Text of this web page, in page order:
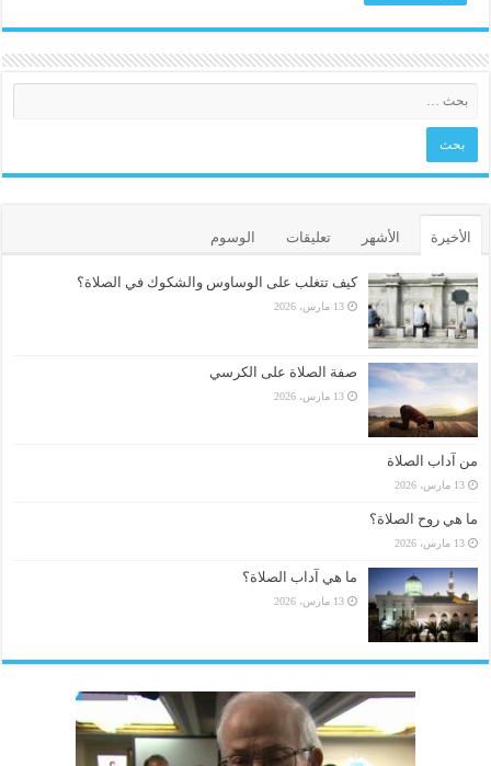
الأخيرة الأشهر تعليقات الوسوم
كيف تتغلب على الوساوس والشكوك في الصلاة؟
13 مارس، 2026
صفة الصلاة على الكرسي
13 مارس، 2026
من آداب الصلاة
13 مارس، 2026
ما هي روح الصلاة؟
13 مارس، 2026
ما هي آداب الصلاة؟
13 مارس، 2026